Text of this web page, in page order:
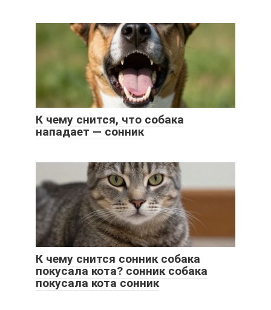
К чему снится, что собака
нападает — сонник
К чему снится сонник собака
покусала кота? сонник собака
покусала кота сонник